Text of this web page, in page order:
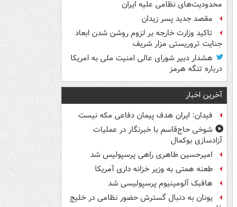
محدودیت‌های نظامی علیه ایران
مقصد جدید پسر زیدان
تاکید وزارت خارجه بر لزوم روشن شدن ابعاد
جنایت تروریستی مزار شریف
هشدار دبیر شورای عالی امنیت ملی به امریکا
درباره تنگه هرمز
آخرین اخبار
فیدان: ایران هدف پیمان دفاعی مکه نیست
شوخی حاج‌قاسم با خبرنگار در عملیات
آزادسازی بوکمال
امیرحسین طاهری راهی پرسپولیس شد
طعنه همتی به وزیر خزانه داری آمریکا
هافبک آلومینیوم پرسپولیسی شد
یونان به دنبال گسترش حضور نظامی در خلیج